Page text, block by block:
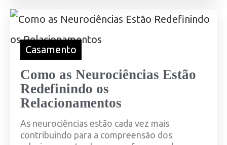
Casamento
Como as Neurociências Estão
Redefinindo os
Relacionamentos
As neurociências estão cada vez mais
contribuindo para a compreensão dos